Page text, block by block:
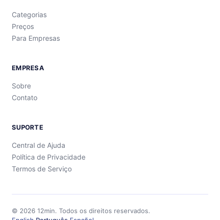
Categorias
Preços
Para Empresas
EMPRESA
Sobre
Contato
SUPORTE
Central de Ajuda
Política de Privacidade
Termos de Serviço
© 2026 12min. Todos os direitos reservados.